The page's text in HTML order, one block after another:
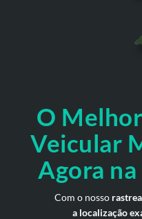
O
Veicular
Agora
Com o nosso
a localização